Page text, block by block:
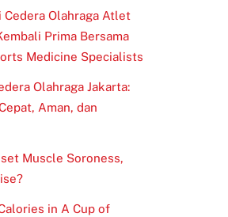
Cedera Olahraga Atlet
Prima Bersama
Medicine Specialists
Olahraga Jakarta:
Aman, dan
Muscle Soroness,
in A Cup of